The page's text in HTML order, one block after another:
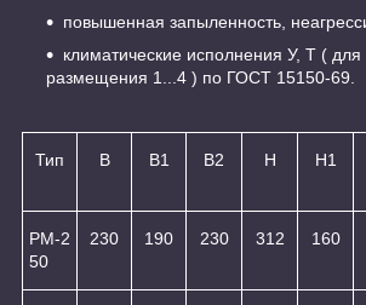
повышенная запыленность,
климатические исполнения У, Т ( для
размещения 1...4 ) по ГОСТ 15150-69.
Тип B B1 B2 H H1
РМ-2
50
230 190 230 312 160